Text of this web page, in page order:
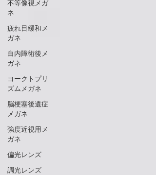
不等像視メガ
ネ
疲れ目緩和メ
ガネ
白内障術後メ
ガネ
ヨークトプリ
ズムメガネ
脳梗塞後遺症
メガネ
強度近視用メ
ガネ
偏光レンズ
調光レンズ